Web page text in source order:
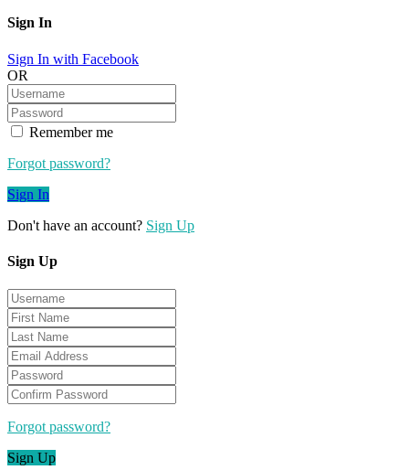
Sign In
Sign In with Facebook
OR
Remember me
Forgot password?
Sign In
Don't have an account? Sign Up
Sign Up
Forgot password?
Sign Up